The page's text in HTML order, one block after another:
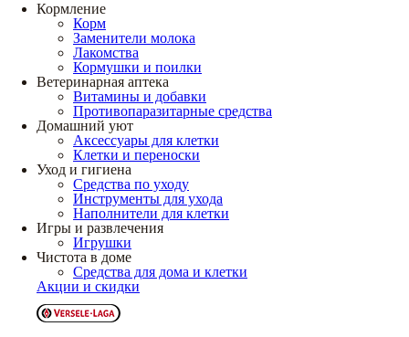
Кормление
Корм
Заменители молока
Лакомства
Кормушки и поилки
Ветеринарная аптека
Витамины и добавки
Противопаразитарные средства
Домашний уют
Аксессуары для клетки
Клетки и переноски
Уход и гигиена
Средства по уходу
Инструменты для ухода
Наполнители для клетки
Игры и развлечения
Игрушки
Чистота в доме
Средства для дома и клетки
Акции и скидки